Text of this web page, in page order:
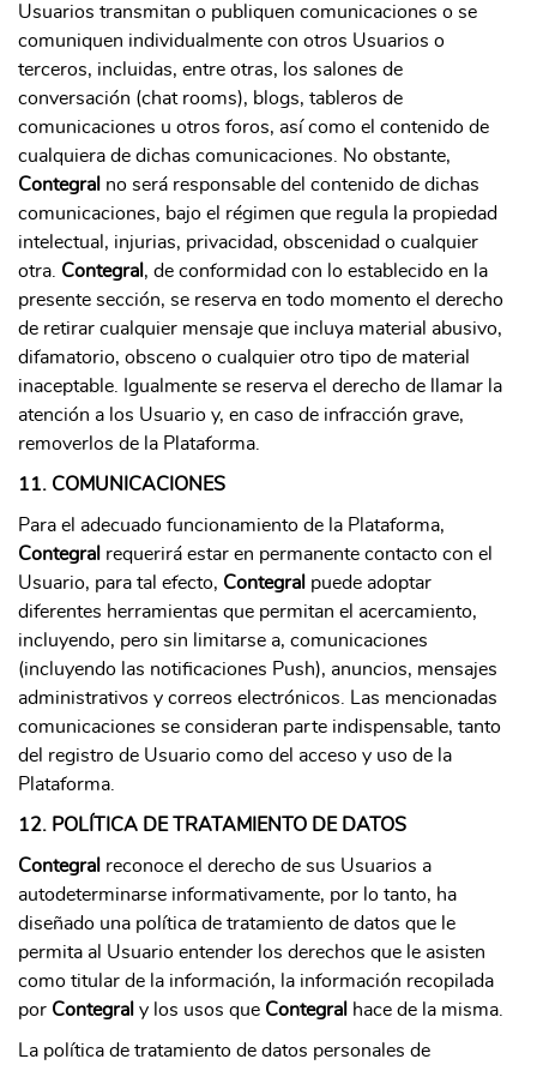
Usuarios transmitan o publiquen comunicaciones o se
comuniquen individualmente con otros Usuarios o
terceros, incluidas, entre otras, los salones de
conversación (chat rooms), blogs, tableros de
comunicaciones u otros foros, así como el contenido de
cualquiera de dichas comunicaciones. No obstante,
Contegral no será responsable del contenido de dichas
comunicaciones, bajo el régimen que regula la propiedad
intelectual, injurias, privacidad, obscenidad o cualquier
otra. Contegral , de conformidad con lo establecido en la
presente sección, se reserva en todo momento el derecho
de retirar cualquier mensaje que incluya material abusivo,
difamatorio, obsceno o cualquier otro tipo de material
inaceptable. Igualmente se reserva el derecho de llamar la
atención a los Usuario y, en caso de infracción grave,
removerlos de la Plataforma.
11. COMUNICACIONES
Para el adecuado funcionamiento de la Plataforma,
Contegral requerirá estar en permanente contacto con el
Usuario, para tal efecto, Contegral puede adoptar
diferentes herramientas que permitan el acercamiento,
incluyendo, pero sin limitarse a, comunicaciones
(incluyendo las notificaciones Push), anuncios, mensajes
administrativos y correos electrónicos. Las mencionadas
comunicaciones se consideran parte indispensable, tanto
del registro de Usuario como del acceso y uso de la
Plataforma.
12. POLÍTICA DE TRATAMIENTO DE DATOS
Contegral reconoce el derecho de sus Usuarios a
autodeterminarse informativamente, por lo tanto, ha
diseñado una política de tratamiento de datos que le
permita al Usuario entender los derechos que le asisten
como titular de la información, la información recopilada
por Contegral y los usos que Contegral hace de la misma.
La política de tratamiento de datos personales de